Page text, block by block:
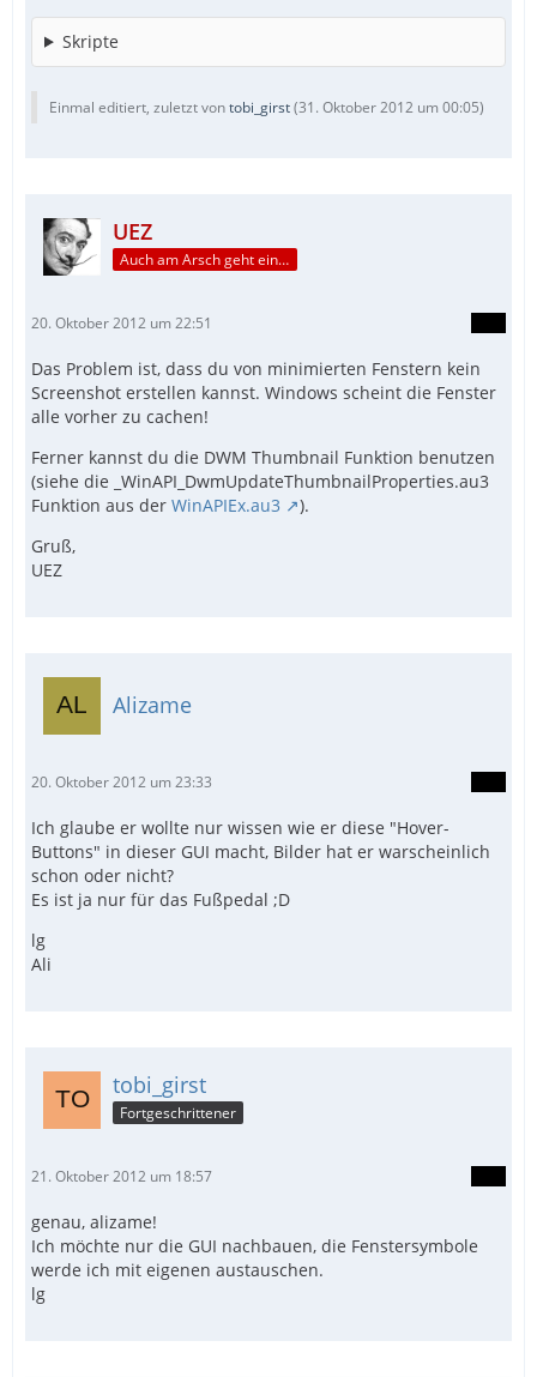
Skripte
Einmal editiert, zuletzt vontobi_girst(31. Oktober 2012 um 00:05)
UEZ
Auch am Arsch geht ein Weg vorbei...
20. Oktober 2012 um 22:51
Das Problem ist, dass du von minimierten Fenstern kein
Screenshot erstellen kannst. Windows scheint die Fenster
alle vorher zu cachen!
Ferner kannst du die DWM Thumbnail Funktion benutzen
(siehe die _WinAPI_DwmUpdateThumbnailProperties.au3
Funktion aus der WinAPIEx.au3
).
Gruß,
UEZ
Alizame
20. Oktober 2012 um 23:33
Ich glaube er wollte nur wissen wie er diese "Hover-
Buttons" in dieser GUI macht, Bilder hat er warscheinlich
schon oder nicht?
Es ist ja nur für das Fußpedal ;D
lg
Ali
tobi_girst
Fortgeschrittener
21. Oktober 2012 um 18:57
genau, alizame!
Ich möchte nur die GUI nachbauen, die Fenstersymbole
werde ich mit eigenen austauschen.
lg